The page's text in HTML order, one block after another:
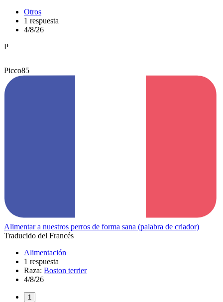
Otros
1 respuesta
4/8/26
P
Picco85
Alimentar a nuestros perros de forma sana (palabra de criador)
Traducido del Francés
Alimentación
1 respuesta
Raza: Boston terrier
4/8/26
1